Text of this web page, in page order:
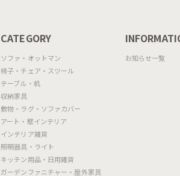
CATEGORY
ソファ・オットマン
椅子・チェア・スツール
テーブル・机
収納家具
敷物・ラグ・ソファカバー
アート・壁インテリア
インテリア雑貨
照明器具・ライト
キッチン用品・日用雑貨
ガーデンファニチャー・屋外家具
お知らせ一覧